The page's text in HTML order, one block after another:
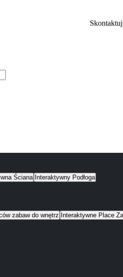
Ściana Interaktywny Podłoga
zabaw do wnętrz Interaktywne Place